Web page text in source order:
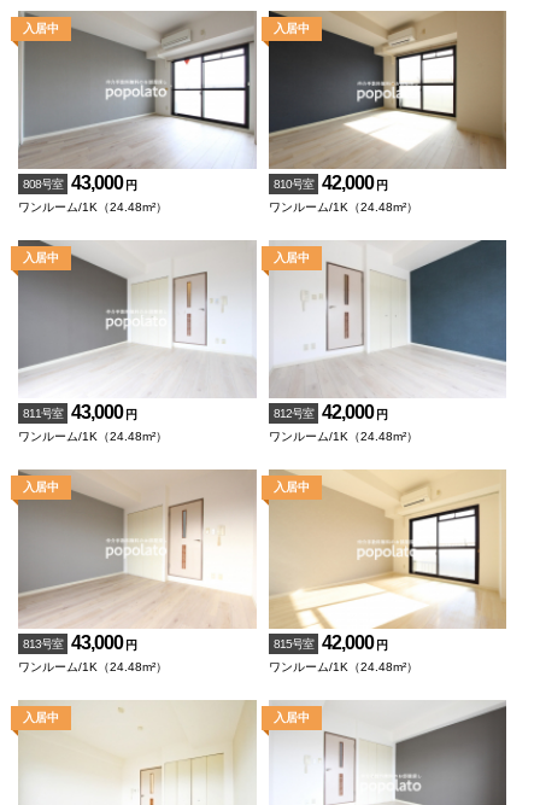
808号室 43,000 円
ワンルーム/1K（24.48m²）
810号室 42,000 円
ワンルーム/1K（24.48m²）
811号室 43,000 円
ワンルーム/1K（24.48m²）
812号室 42,000 円
ワンルーム/1K（24.48m²）
813号室 43,000 円
ワンルーム/1K（24.48m²）
815号室 42,000 円
ワンルーム/1K（24.48m²）